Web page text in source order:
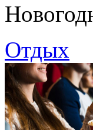
Отдых